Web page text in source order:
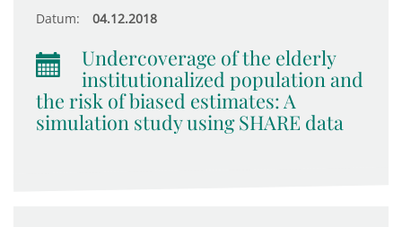
Datum: 04.12.2018
Undercoverage of the elderly
institutionalized population and
the risk of biased estimates: A
simulation study using SHARE data